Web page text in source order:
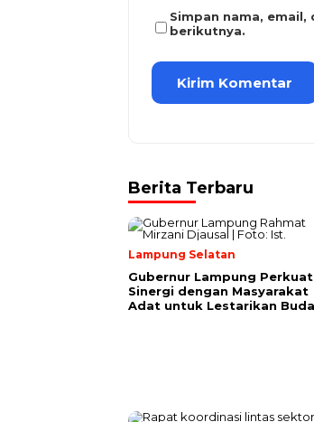
Simpan nama,
berikutnya.
Berita Terbaru
Lampung Selatan
Gubernur Lampung Perkuat
Sinergi dengan Masyarakat
Adat untuk Lestarikan